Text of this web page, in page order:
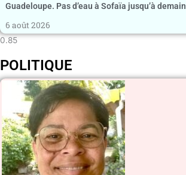
Guadeloupe. Pas d’eau à Sofaïa jusqu’à demain
6 août 2026
POLITIQUE